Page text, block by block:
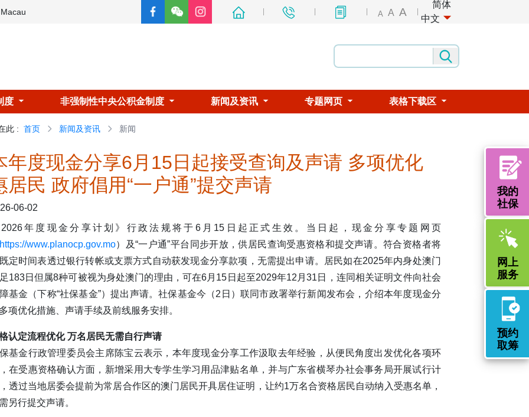
A A A
简体
中文
度 非强制性中央公积金制度 新闻及资讯 专题网页 表格下载区
我的
社保
网上
服务
预约
取筹
此 : 首页 新闻及资讯 新闻
年度现金分享6月15日起接受查询及声请 多项优化
居民 政府倡用“一户通”提交声请
06-02
年度现金分享计划》行政法规将于6月15日起正式生效。当日起，现金分享专题网页
www.planocp.gov.mo）及“一户通”平台同步开放，供居民查询受惠资格和提交声请。符合资格者将
定时间表透过银行转帐或支票方式自动获发现金分享款项，无需提出申请。居民如在2025年内身处澳门
183日但属8种可被视为身处澳门的理由，可在6月15日起至2029年12月31日，连同相关证明文件向社会
基金（下称“社保基金”）提出声请。社保基金今（2日）联同市政署举行新闻发布会，介绍本年度现金分
项优化措施、声请手续及前线服务安排。
认定流程优化 万名居民无需自行声请
基金行政管理委员会主席陈宝云表示，本年度现金分享工作汲取去年经验，从便民角度出发优化各项环
在受惠资格确认方面，新增采用大专学生学习用品津贴名单，并与广东省横琴办社会事务局开展试行计
透过当地居委会提前为常居合作区的澳门居民开具居住证明，让约1万名合资格居民自动纳入受惠名单，
另行提交声请。